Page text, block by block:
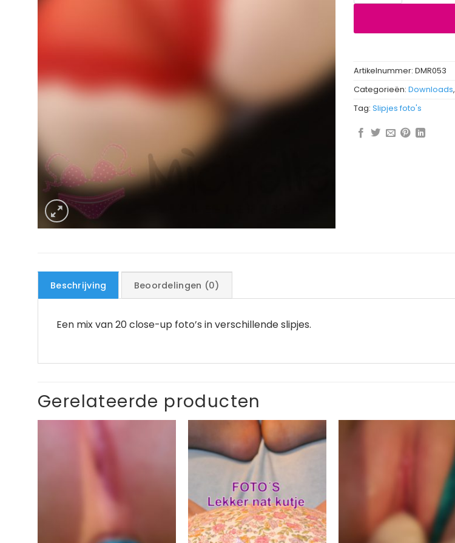
Artikelnummer: DMR053
Categorieën: Downloads,
Tag: Slipjes foto's
Beschrijving Beoordelingen (0)
Een mix van 20 close-up foto’s in verschillende slipjes.
Gerelateerde producten